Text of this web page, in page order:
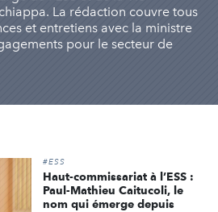
La rédaction couvre tous
et entretiens avec la ministre
pour le secteur de
#ESS
Haut-commissariat à l’ESS :
Paul-Mathieu Caitucoli, le
nom qui émerge depuis